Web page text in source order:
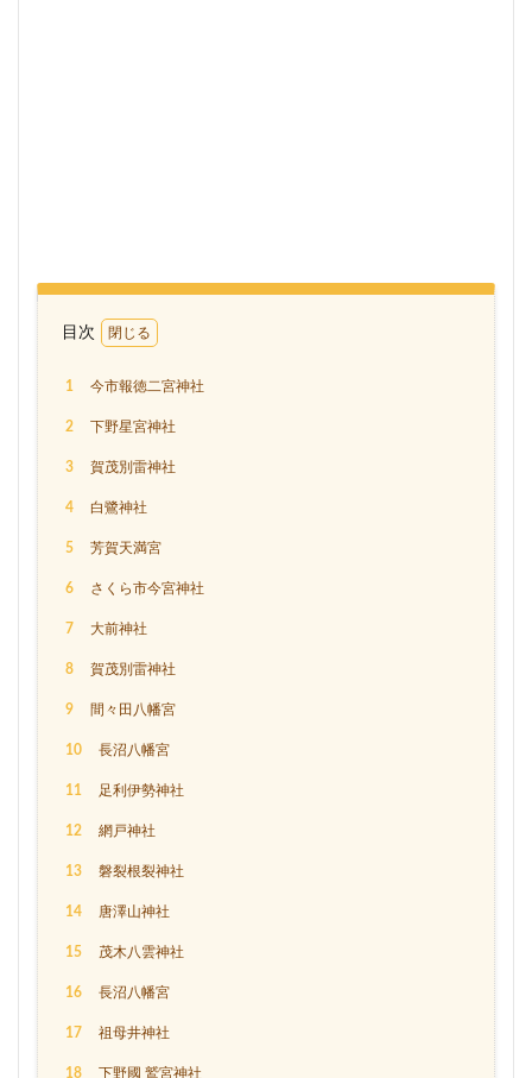
目次
1 今市報徳二宮神社
2 下野星宮神社
3 賀茂別雷神社
4 白鷺神社
5 芳賀天満宮
6 さくら市今宮神社
7 大前神社
8 賀茂別雷神社
9 間々田八幡宮
10 長沼八幡宮
11 足利伊勢神社
12 網戸神社
13 磐裂根裂神社
14 唐澤山神社
15 茂木八雲神社
16 長沼八幡宮
17 祖母井神社
18 下野國 鷲宮神社